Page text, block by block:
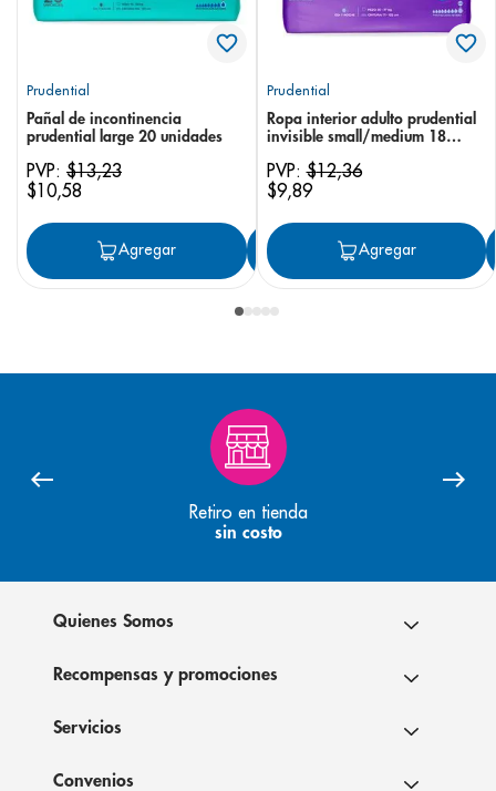
Prudential
Pañal de incontinencia
prudential large 20 unidades
PVP: $13,23
$10,58
Agregar Agregar
Prudential
Ropa interior adulto prudential
invisible small/medium 18
PVP:$12,36
$9,89
Agregar
Retiro en tienda
sin costo
Quienes Somos
Recompensas y promociones
Servicios
Convenios